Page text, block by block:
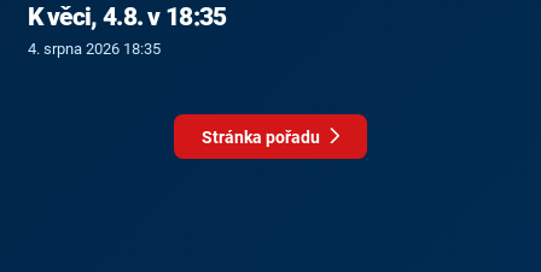
K věci, 4.8. v 18:35
4. srpna 2026 18:35
Stránka pořadu